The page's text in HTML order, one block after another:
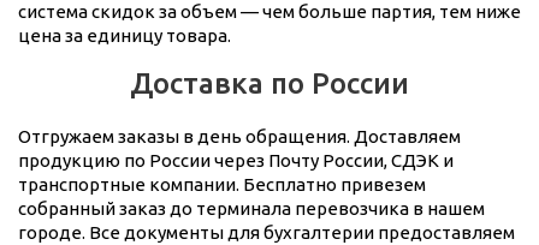
система скидок за объем — чем больше партия, тем ниже
цена за единицу товара.
Доставка по России
Отгружаем заказы в день обращения. Доставляем
продукцию по России через Почту России, СДЭК и
транспортные компании. Бесплатно привезем
собранный заказ до терминала перевозчика в нашем
городе. Все документы для бухгалтерии предоставляем